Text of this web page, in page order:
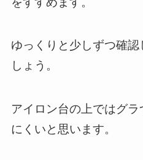
ゆっくりと少しずつ確
しょう。
アイロン台の上ではグ
にくいと思います。